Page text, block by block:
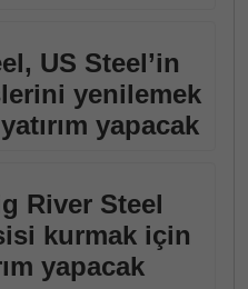
US Steel’in
yenilemek
yapacak
River Steel
kurmak için
yapacak